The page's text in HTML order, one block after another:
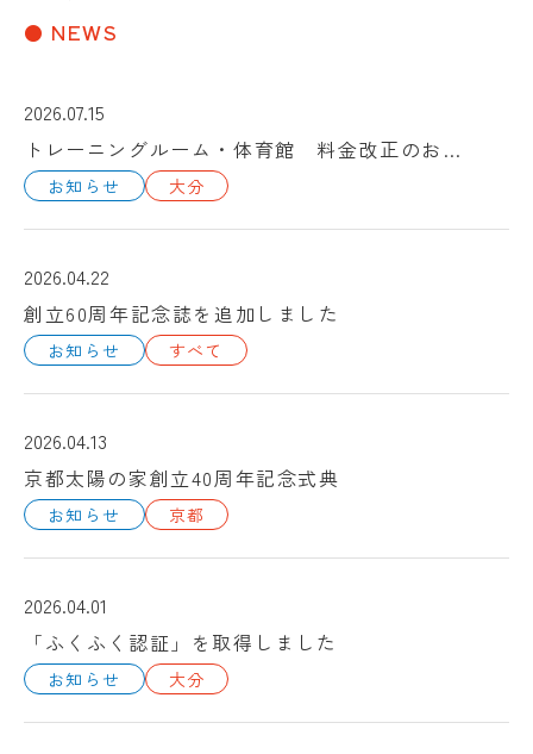
● NEWS
2026.07.15
トレーニングルーム・体育館 料金改正のお知らせ
お知らせ 大分
2026.04.22
創立60周年記念誌を追加しました
お知らせ すべて
2026.04.13
京都太陽の家創立40周年記念式典
お知らせ 京都
2026.04.01
「ふくふく認証」を取得しました
お知らせ 大分